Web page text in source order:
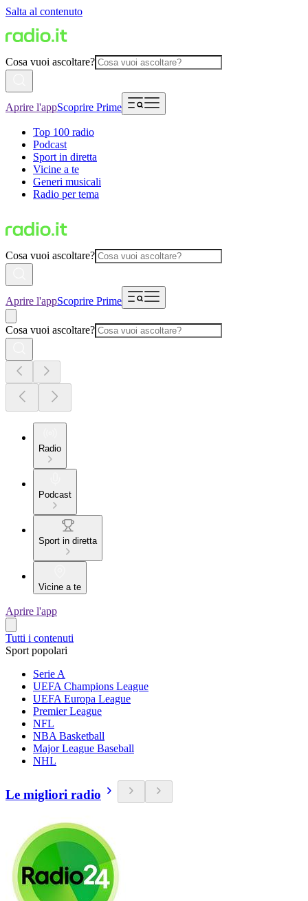
Salta al contenuto
Cosa vuoi ascoltare?
Aprire l'appScoprire Prime
Top 100 radio
Podcast
Sport in diretta
Vicine a te
Generi musicali
Radio per tema
Cosa vuoi ascoltare?
Aprire l'appScoprire Prime
Cosa vuoi ascoltare?
Radio
Podcast
Sport in diretta
Vicine a te
Aprire l'app
Tutti i contenuti
Sport popolari
Serie A
UEFA Champions League
UEFA Europa League
Premier League
NFL
NBA Basketball
Major League Baseball
NHL
Le migliori radio